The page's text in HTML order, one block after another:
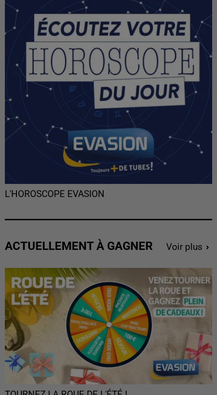
L'HOROSCOPE EVASION
ACTUELLEMENT À GAGNER Voir plus